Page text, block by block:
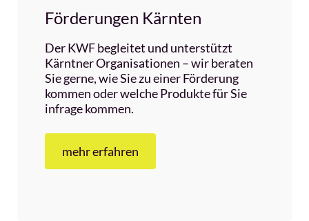
Förderungen Kärnten
Der KWF begleitet und unterstützt
Kärntner Organisationen – wir beraten
Sie gerne, wie Sie zu einer Förderung
kommen oder welche Produkte für Sie
infrage kommen.
mehr erfahren